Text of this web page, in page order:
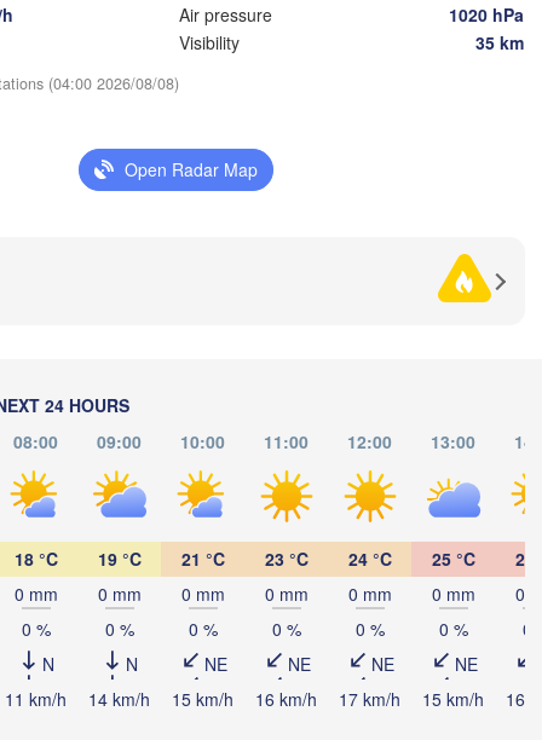
Air pressure
1020 hPa
Visibility
35 km
(04:00 2026/08/08)
Open Radar Map
24 HOURS
08:00 09:00 10:00 11:00 12:00 13:00
18 °C
0 mm
0 %
N
11 km/h
19 °C
0 mm
0 %
N
14 km/h
21 °C
0 mm
0 %
NE
15 km/h
23 °C
0 mm
0 %
NE
16 km/h
24 °C
0 mm
0 %
NE
17 km/h
25 °C
0 mm
0 %
NE
15 km/h
25
0
0
16
(Kyiv)
(Zhytomyr)
Чернігів
(Odesa)
Севастополь
(Sevastopol)
Chișinău
Constanța
Galați
(Mykolaiv)
MOLDOVA
Курск
(Kursk)
Керчь
(Kerch)
Мелітополь